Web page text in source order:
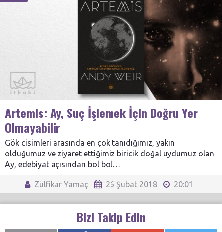
Artemis: Ay, Suç İşlemek İçin Doğru Yer
Olmayabilir
Gök cisimleri arasında en çok tanıdığımız, yakın
olduğumuz ve ziyaret ettiğimiz biricik doğal uydumuz olan
Ay, edebiyat açısından bol bol…
Zülfikar Yamaç 26 Şubat 2018 20:01
Bizi Takip Edin